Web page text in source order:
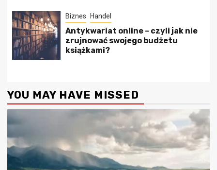
Biznes Handel
Antykwariat online – czyli jak nie
zrujnować swojego budżetu
książkami?
YOU MAY HAVE MISSED